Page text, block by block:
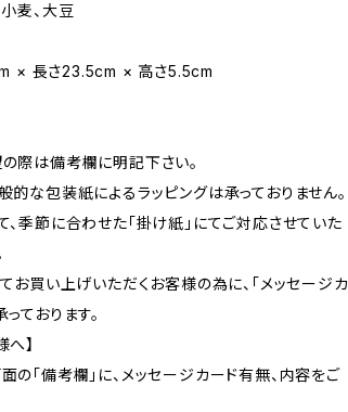
小麦、大豆
× 長さ23.5cm × 高さ5.5cm
際は備考欄に明記下さい。
的な包装紙によるラッピングは承っておりません。
、季節に合わせた「掛け紙」にてご対応させていた
てお買い上げいただくお客様の為に、「メッセージカ
ております。
】
の「備考欄」に、メッセージカード有無、内容をご